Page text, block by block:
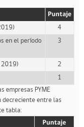
Puntaje
4
en el período
3
2019)
2
1
empresas PYME
decreciente entre las
tabla:
Puntaje